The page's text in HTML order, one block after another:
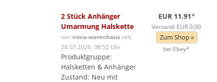
2 Stück Anhänger
Umarmung Halskette
von nova-warenhausseit
28.07.2026, 08:52 Uhr
Produktgruppe:
Halsketten & Anhänger
Zustand: Neu mit
EUR 11,91*
Versand: EUR 0,00
Zum Shop »
bei Ebay*